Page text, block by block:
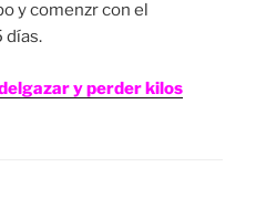
y comenzr con el
días.
y perder kilos